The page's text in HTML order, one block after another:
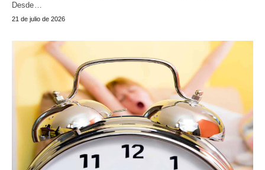
Desde…
21 de julio de 2026